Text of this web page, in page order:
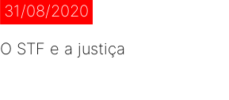
31/08/2020
O STF e a justiça